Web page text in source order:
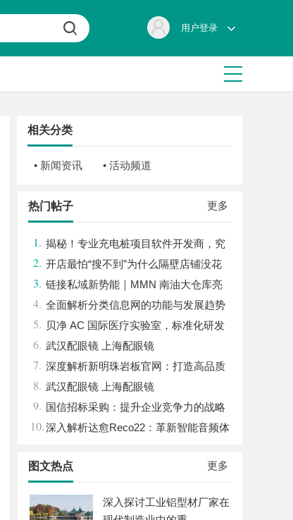
用户登录
相关分类
• 新闻资讯 • 活动频道
更多
热门帖子
1. 揭秘！专业充电桩项目软件开发商，究
竟藏着哪些行业秘诀？
2. 开店最怕“搜不到”为什么隔壁店铺没花
钱，ai却天天给他免费派单？
3. 链接私域新势能｜MMN 南油大仓库亮
相第 32 届沸点会，推品官合作机制正式开
放
4. 全面解析分类信息网的功能与发展趋势
5. 贝净 AC 国际医疗实验室，标准化研发
体系全解析
6. 武汉配眼镜 上海配眼镜
7. 深度解析新明珠岩板官网：打造高品质
岩板行业标杆平台
8. 武汉配眼镜 上海配眼镜
9. 国信招标采购：提升企业竞争力的战略
利器解析
10.深入解析达愈Reco22：革新智能音频体
更多
图文热点
深入探讨工业铝型材厂家在